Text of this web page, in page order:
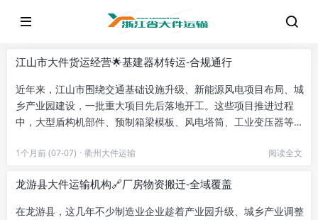
江山市大件货运经营🌟基建器材转运-合规通行
近年来，江山市围绕交通基础设施升级、新能源风电项目布局、城
乡产业园建设，一批重大项目先后落地开工。这些项目推进过程
中，大型盾构机部件、预制箱梁模板、风电塔筒、工业变压器等超
1个月前 (07-07) · 衢州大件运输 阅读全文
龙游县大件运输机构🔗厂房物资搬迁-全域覆盖
在龙游县，这几年不少制造业企业趁着产业园升级、城乡产业调整